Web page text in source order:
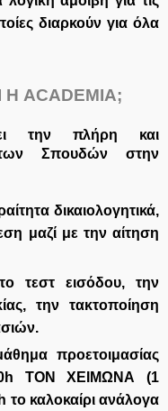
διαρκούν για όλα
Η ACADEMIA;
την πλήρη και
των Σπουδών στην
δικαιολογητικά,
μαζί με την αίτηση
τεστ εισόδου, την
την τακτοποίηση
προετοιμασίας
h ΤΟΝ ΧΕΙΜΩΝΑ (1
h το καλοκαίρι ανάλογα